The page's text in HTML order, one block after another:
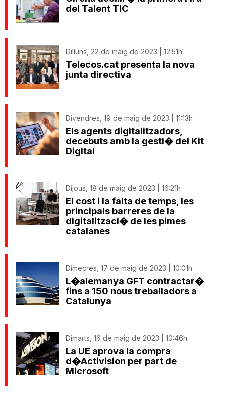
del Talent TIC
Dilluns, 22 de maig de 2023 | 12:51h
Telecos.cat presenta la nova
junta directiva
Divendres, 19 de maig de 2023 | 11:13h
Els agents digitalitzadors,
decebuts amb la gesti� del Kit
Digital
Dijous, 18 de maig de 2023 | 16:21h
El cost i la falta de temps, les
principals barreres de la
digitalitzaci� de les pimes
catalanes
Dimecres, 17 de maig de 2023 | 10:01h
L�alemanya GFT contractar�
fins a 150 nous treballadors a
Catalunya
Dimarts, 16 de maig de 2023 | 10:46h
La UE aprova la compra
d�Activision per part de
Microsoft